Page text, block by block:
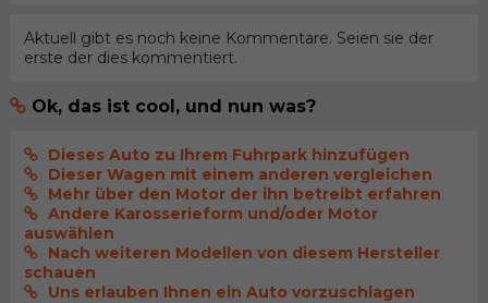
Aktuell gibt es noch keine Kommentare. Seien sie der
erste der dies kommentiert.
Ok, das ist cool, und nun was?
Dieses Auto zu Ihrem Fuhrpark hinzufügen
Dieser Wagen mit einem anderen vergleichen
Mehr über den Motor der ihn betreibt erfahren
Andere Karosserieform und/oder Motor
auswählen
Nach weiteren Modellen von diesem Hersteller
schauen
Uns erlauben Ihnen ein Auto vorzuschlagen